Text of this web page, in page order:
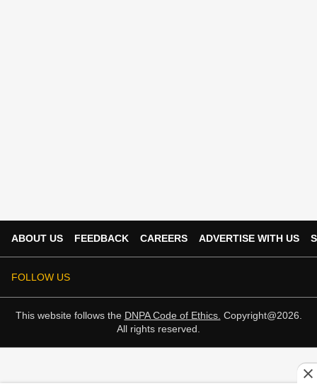
ABOUT US FEEDBACK CAREERS ADVERTISE WITH US
FOLLOW US
This website follows the DNPA Code of Ethics. Copyright@2026.
All rights reserved.